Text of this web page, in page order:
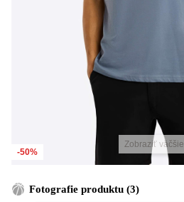
Zobraziť väčšie
-50%
Fotografie produktu (3)